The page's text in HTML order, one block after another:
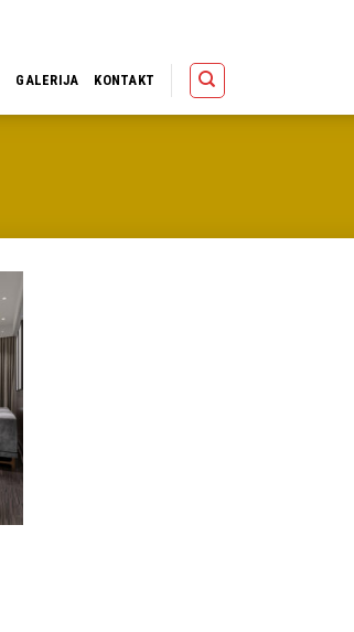
GALERIJA KONTAKT